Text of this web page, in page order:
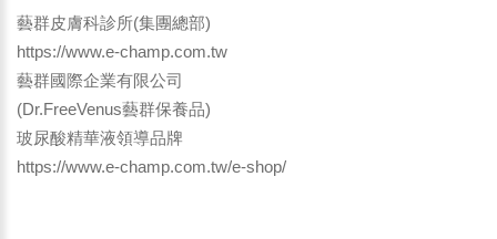
藝群皮膚科診所(集團總部)
https://www.e-champ.com.tw
藝群國際企業有限公司
(Dr.FreeVenus藝群保養品)
玻尿酸精華液領導品牌
https://www.e-champ.com.tw/e-shop/